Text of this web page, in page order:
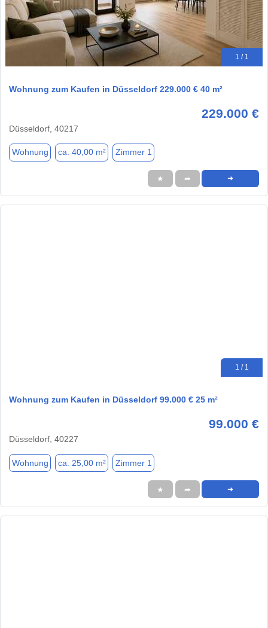
1 / 1
Wohnung zum Kaufen in Düsseldorf 229.000 € 40 m²
229.000 €
Düsseldorf, 40217
Wohnung ca. 40,00 m² Zimmer 1
★ ➦ ➜
1 / 1
Wohnung zum Kaufen in Düsseldorf 99.000 € 25 m²
99.000 €
Düsseldorf, 40227
Wohnung ca. 25,00 m² Zimmer 1
★ ➦ ➜